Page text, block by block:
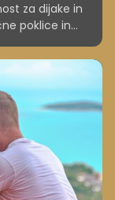
za dijake in
poklice in
raziskati
po mladi